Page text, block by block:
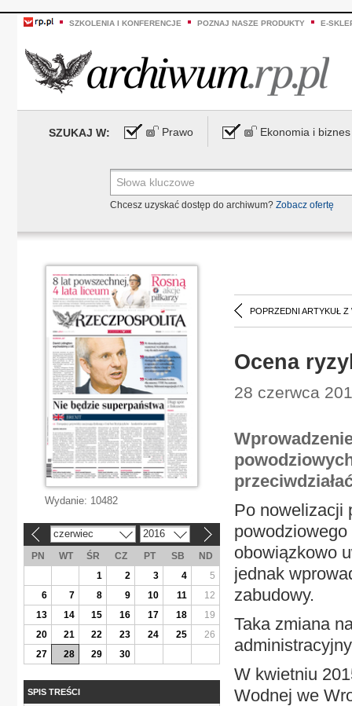
SZKOLENIA I KONFERENCJE POZNAJ NASZE PRODUKTY E-
SZUKAJ W: Prawo Ekonomia i biznes
Chcesz uzyskać dostęp do archiwum? Zobacz ofertę
POPRZEDNI ARTYKUŁ Z
Ocena
28 czerwca
Po nowelizacji
obowiązkowo
jednak
zabudowy.
Taka zmiana
W kwietniu
Wodnej we
Wydanie: 10482
czerwiec 2016
PN WT ŚR CZ PT SB
ND
1
2 3 4
5
6
7 8 9 10 11
12
13
14 15 16 17 18
19
20
21 22 23 24 25
26
27
28 29 30
SPIS TREŚCI